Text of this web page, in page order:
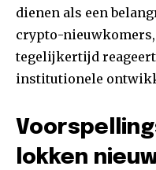
dienen als een
crypto-
tegelijkertijd
institutionele
lokken